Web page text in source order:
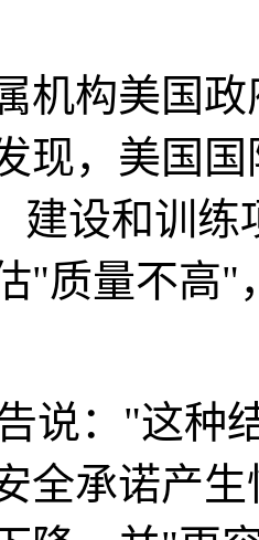
机构美国
现，美国
建设和训
"质量不高"
说："这种
全承诺产